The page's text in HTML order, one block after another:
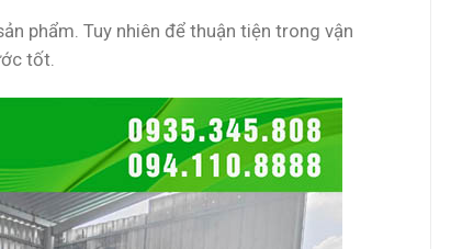
phẩm. Tuy nhiên để thuận tiện trong vận
tốt.